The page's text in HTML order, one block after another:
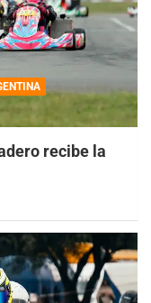
recibe la